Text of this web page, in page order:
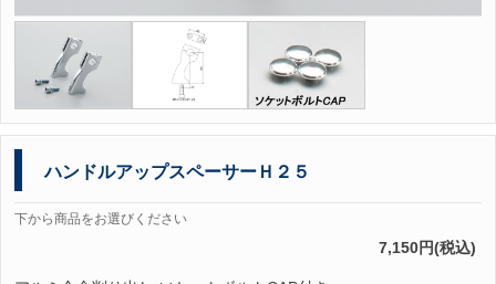
ハンドルアップスペーサーＨ２５
下から商品をお選びください
7,150円(税込)